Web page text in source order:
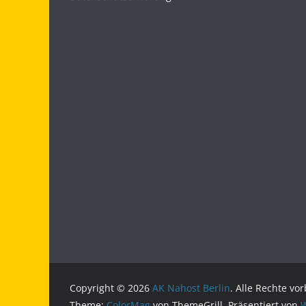
Copyright © 2026 AK Nahost Berlin. Alle Rechte